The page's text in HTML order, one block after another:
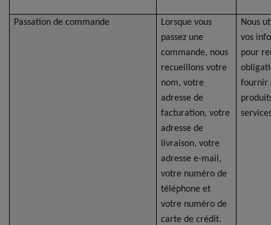
Passation de commande
Lorsque vous
passez une
commande, nous
recueillons votre
nom, votre
adresse de
facturation, votre
adresse de
livraison, votre
adresse e-mail,
votre numéro de
téléphone et
votre numéro de
carte de crédit.
Nous
vos
pour
fournir